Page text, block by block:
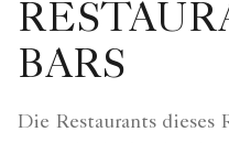
BARS
Die Restaurants dieses